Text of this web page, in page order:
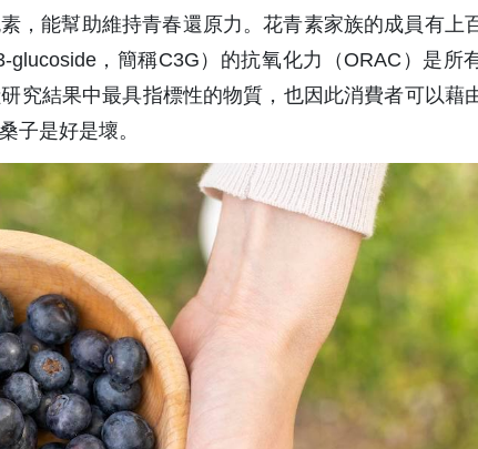
，能幫助維持青春還原力。花青素家族的成員有上
，簡稱C3G）的抗氧化力（ORAC）是所
究結果中最具指標性的物質，也因此消費者可以藉
子是好是壞。